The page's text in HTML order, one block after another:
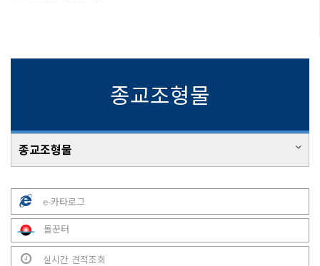
종교조형물
종교조형물
e-카타로그
돌꾼터
실시간 견적조회